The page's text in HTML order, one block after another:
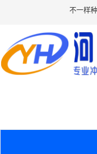
不一样